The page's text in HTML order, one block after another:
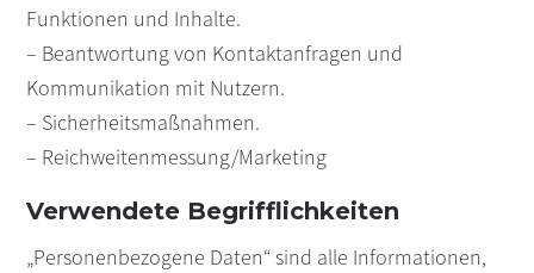
Funktionen und Inhalte.
– Beantwortung von Kontaktanfragen und
Kommunikation mit Nutzern.
– Sicherheitsmaßnahmen.
– Reichweitenmessung/Marketing
Verwendete Begrifflichkeiten
„Personenbezogene Daten“ sind alle Informationen,